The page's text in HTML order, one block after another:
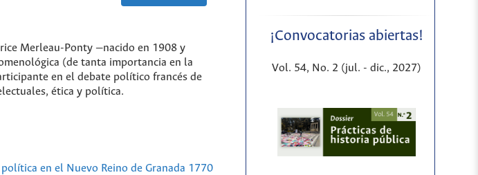
Merleau-Ponty —nacido en 1908 y
(de tanta importancia en la
en el debate político francés de
ética y política.
en el Nuevo Reino de Granada 1770
¡Convocatorias abiertas!
Vol. 54, No. 2 (jul. - dic., 2027)